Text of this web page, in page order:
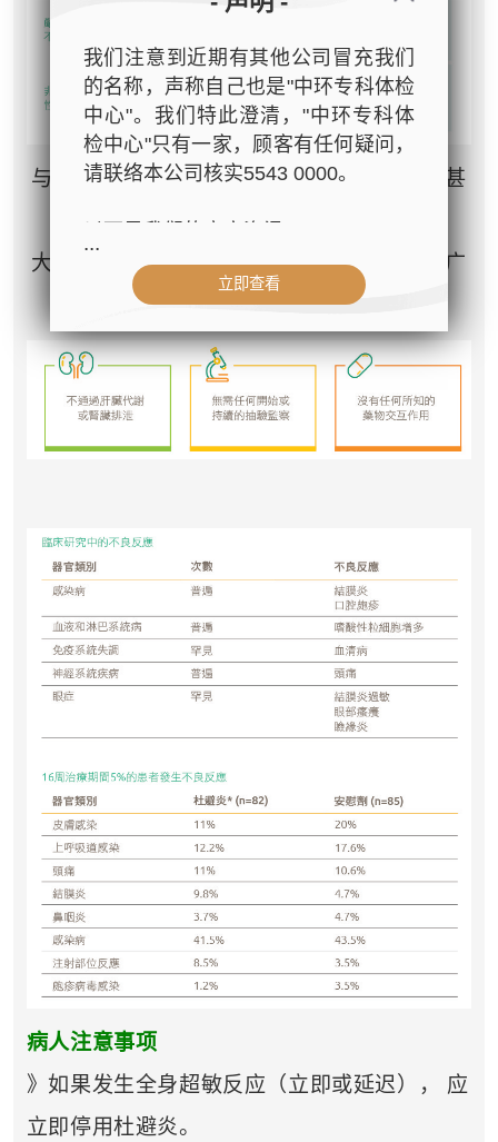
与安慰剂相比，杜避炎的不良反应比例较低甚
至没有。
大多数杜避炎有针对性的免疫调节，而不是广
泛的免疫抑制，因此更安全。
病人注意事项
》如果发生全身超敏反应（立即或延迟）， 应
立即停用杜避炎。
我们注意到近期有其他公司冒充我们
的名称，声称自己也是"中环专科体检
中心"。我们特此澄清，"中环专科体
检中心"只有一家，顾客有任何疑问，
请联络本公司核实5543 0000。
- 公司名称：中环专科体检中心（The
- 地址：香港皇后大道中99号中环中
心42楼4203室（中环港铁站出口
D1）
“中环专科体检中心”致力为关注健康
人士提供尊尚而优质的体检服务，一
如果您有任何疑问或需要进一步了
解，请随时与我们联系。谢谢您的支
祝您健康愉快！
...
立即查看